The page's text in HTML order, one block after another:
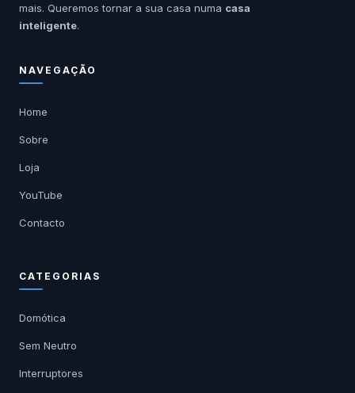
mais. Queremos tornar a sua casa numa casa
inteligente.
NAVEGAÇÃO
Home
Sobre
Loja
YouTube
Contacto
CATEGORIAS
Domótica
Sem Neutro
Interruptores